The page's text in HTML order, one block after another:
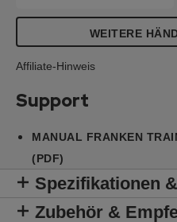
WEITERE
Affiliate-Hinweis
Support
MANUAL FRANKEN
(PDF)
Spezifikationen
Zubehör &